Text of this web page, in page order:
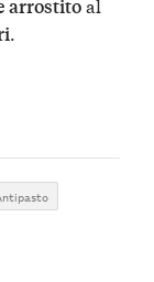
arrostito
.